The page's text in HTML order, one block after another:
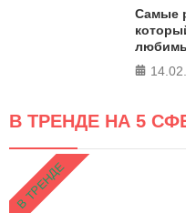
Самые
В ТРЕНДЕ НА 5
В ТРЕНДЕ